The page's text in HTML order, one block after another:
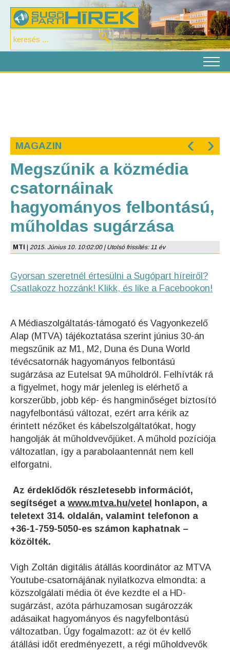
MAGAZIN ‹ ›
Megszűnik a közmédia
csatornáinak
hagyományos felbontású,
műholdas sugárzása
MTI 2015. Június 10. 10:02:00 | Utolsó frissítés: 11 év
Gyorsan szeretnél értesülni a Sugópart híreiről?
Csatlakozz hozzánk! Klikk, és like a Facebookon!
A Médiaszolgáltatás-támogató és Vagyonkezelő
Alap (MTVA) tájékoztatása szerint június 30-án
megszűnik az M1, M2, Duna és Duna World
tévécsatornák hagyományos felbontású
sugárzása az Eutelsat 9A műholdról. Felhívták rá
a figyelmet, hogy már jelenleg is elérhető a
korszerűbb, jobb kép- és hangminőséget biztosító
nagyfelbontású változat, ezért arra kérik az
érintett nézőket és kábelszolgáltatókat, hogy
hangolják át műholdvevőjüket. A műhold pozíciója
változatlan, így a parabolaantennát nem kell
elforgatni.
Az érdeklődők részletesebb információt,
segítséget a www.mtva.hu/vetel
honlapon, a
teletext 314. oldalán, valamint telefonon a
+36-1-759-5050-es számon kaphatnak –
közölték.
Vigh Zoltán digitális átállás koordinátor az MTVA
Youtube-csatornájának nyilatkozva elmondta: a
közszolgálati média öt éve kezdte el a HD-
sugárzást, azóta párhuzamosan sugározzák
adásaikat hagyományos és nagyfelbontású
változatban. Úgy fogalmazott: az öt év kellő
átállási időt eredményezett, a régi műholdvevők